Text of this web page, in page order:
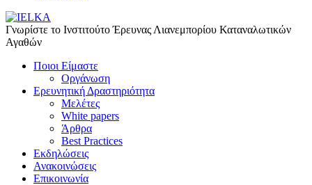
Γνωρίστε το Iνστιτούτο Έρευνας Λιανεμπορίου Καταναλωτικών
Αγαθών
Ποιοι Είμαστε
Οργάνωση
Ερευνητική Δραστηριότητα
Μελέτες
White papers
Άρθρα
Best Practices
Εκδηλώσεις
Ανακοινώσεις
Επικοινωνία